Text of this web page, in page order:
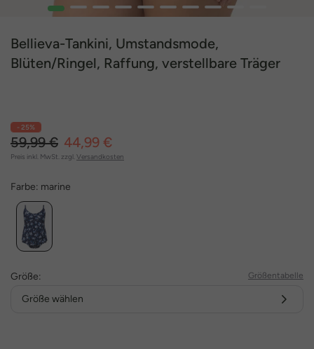
1 2 3 4 5 6 7 8 9
Bellieva-Tankini, Umstandsmode,
Blüten/Ringel, Raffung, verstellbare Träger
- 25%
59,99 € 44,99 €
Preis inkl. MwSt. zzgl. Versandkosten
Farbe: marine
Größe: Größentabelle
Größe wählen